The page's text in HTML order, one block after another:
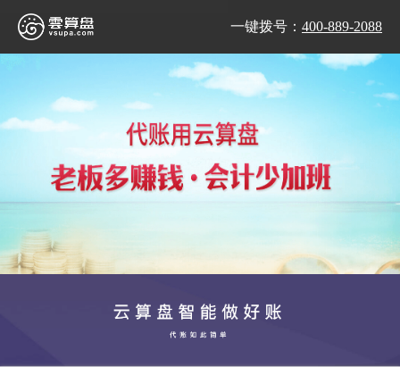
一键拨号： 400-889-2088